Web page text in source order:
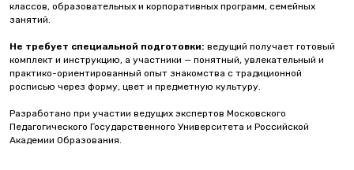
классов, образовательных и корпоративных программ, семейных
занятий.
Не требует специальной подготовки: ведущий получает готовый
комплект и инструкцию, а участники — понятный, увлекательный и
практико-ориентированный опыт знакомства с традиционной
росписью через форму, цвет и предметную культуру.
Разработано при участии ведущих экспертов Московского
Педагогического Государственного Университета и Российской
Академии Образования.